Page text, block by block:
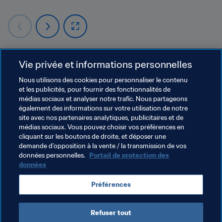
La suite
En demi-finales, Sneijder claque son cinquième but de la
compétition, contribuant au succès 3-2 des siens face à
l’Uruguay. Les Oranje atteignent leur troisième finale de
Coupe du Monde, après celles de 1974 et 1978. Dans le
match pour le titre, l’Espagne se révèle trop forte,
Andres Iniesta offrant le titre aux champions d’Europe en
prolongation. Côté brésilien, ce revers a mis un terme au
premier mandat de Dunga à la tête de l’équipe nationale.
L’ancien capitaine de la Seleçao reprendra les
commandes après la Coupe du Monde 2014, où les
locaux prirent la quatrième place.
Vie privée et informations personnelles
Nous utilisons des cookies pour personnaliser le contenu
et les publicités, pour fournir des fonctionnalités de
médias sociaux et analyser notre trafic. Nous partageons
également des informations sur votre utilisation de notre
site avec nos partenaires analytiques, publicitaires et de
médias sociaux. Vous pouvez choisir vos préférences en
cliquant sur les boutons de droite, et déposer une
demande d’opposition à la vente / la transmission de vos
données personnelles. Portail de protection des
données
Préférences
Refuser tout